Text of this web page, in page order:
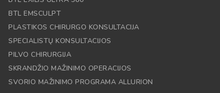
BTL EMSCULPT
PLASTIKOS CHIRURGO KONSULTACIJA
SPECIALISTŲ KONSULTACIJOS
PILVO CHIRURGIJA
SKRANDŽIO MAŽINIMO OPERACIJOS
SVORIO MAŽINIMO PROGRAMA ALLURION